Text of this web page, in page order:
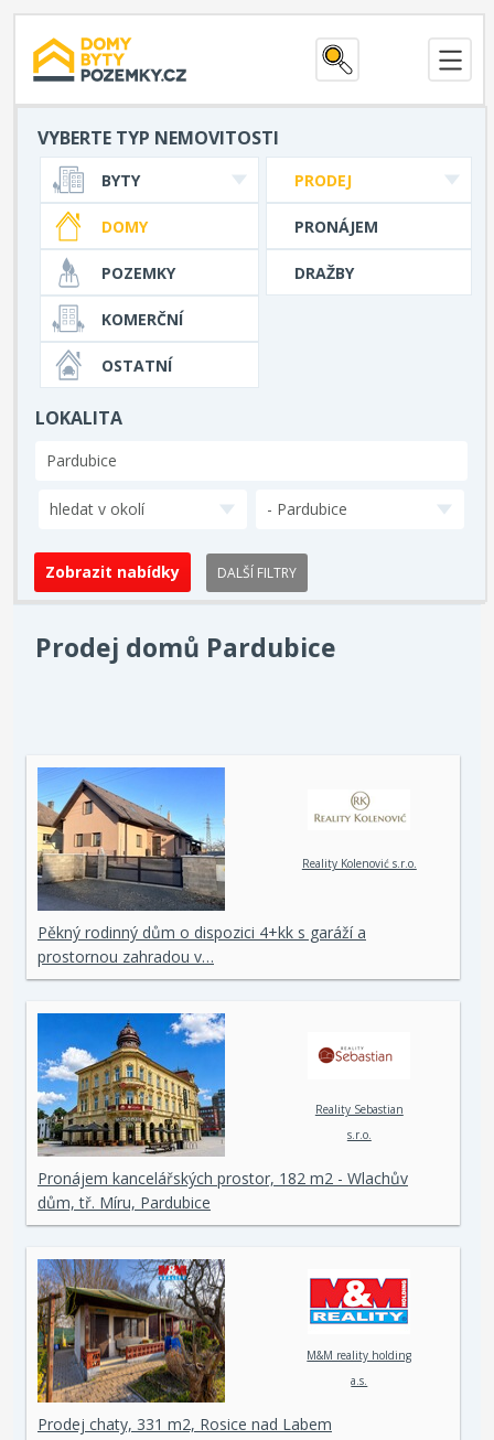
VYBERTE TYP NEMOVITOSTI
PRODEJ
PRONÁJEM
DRAŽBY
BYTY
DOMY
POZEMKY
KOMERČNÍ
OSTATNÍ
LOKALITA
hledat v okolí - Pardubice
DALŠÍ FILTRY
Prodej domů Pardubice
Reality Kolenović s.r.o.
Pěkný rodinný dům o dispozici 4+kk s garáží a
prostornou zahradou v…
Reality Sebastian
s.r.o.
Pronájem kancelářských prostor, 182 m2 - Wlachův
dům, tř. Míru, Pardubice
M&M reality holding
a.s.
Prodej chaty, 331 m2, Rosice nad Labem